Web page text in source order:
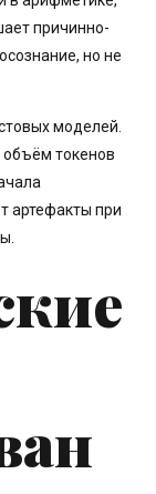
причинно-
но не
моделей.
токенов
артефакты при